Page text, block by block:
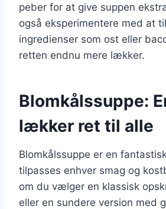
peber for at give suppen
også eksperimentere med at
ingredienser som ost eller
retten endnu mere lækker.
Blomkålssuppe:
lækker ret til alle
Blomkålssuppe er en
tilpasses enhver smag og
om du vælger en klassisk
eller en sundere version med